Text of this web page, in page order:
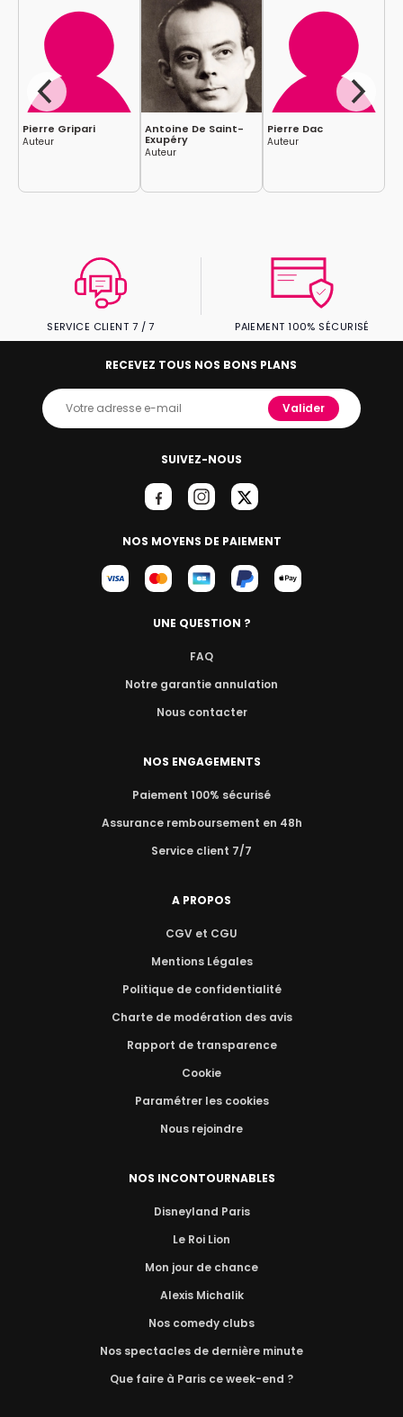
Pierre Gripari
Auteur
Antoine De Saint-
Exupéry
Auteur
Pierre Dac
Auteur
SERVICE CLIENT 7 / 7 PAIEMENT 100% SÉCURISÉ
SUIVEZ-NOUS
NOS MOYENS DE PAIEMENT
RECEVEZ TOUS NOS BONS PLANS
Valider
UNE QUESTION ?
FAQ
Notre garantie annulation
Nous contacter
NOS ENGAGEMENTS
Paiement 100% sécurisé
Assurance remboursement en 48h
Service client 7/7
A PROPOS
CGV et CGU
Mentions Légales
Politique de confidentialité
Charte de modération des avis
Rapport de transparence
Cookie
Paramétrer les cookies
Nous rejoindre
NOS INCONTOURNABLES
Disneyland Paris
Le Roi Lion
Mon jour de chance
Alexis Michalik
Nos comedy clubs
Nos spectacles de dernière minute
Que faire à Paris ce week-end ?